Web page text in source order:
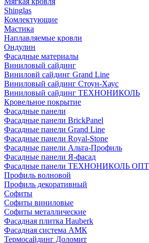
Shinglas
Комлектующие
Мастика
Наплавляемые кровли
Ондулин
Фасадные материалы
Виниловый сайдинг
Виниловй сайдинг Grand Line
Виниловый сайдинг Стоун-Хаус
Виниловый сайдинг ТЕХНОНИКОЛЬ
Кровельное покрытие
Фасадные панели
Фасадные панели BrickPanel
Фасадные панели Grand Line
Фасадные панели Royal-Stone
Фасадные панели Альта-Профиль
Фасадные панели Я-фасад
Фасадные панели ТЕХНОНИКОЛЬ
Профиль волновой
Профиль декоративный
Софиты
Софиты виниловые
Софиты металлические
Фасадная плитка Hauberk
Фасадная система АМК
Термосайдинг Доломит